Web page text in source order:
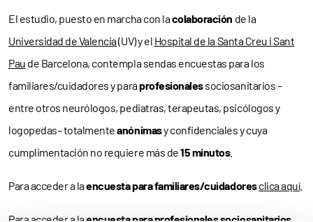
El estudio, puesto en marcha con lacolaboración de la
Universidad de Valencia(UV) y el Hospital de la Santa Creu i Sant
Pau de Barcelona, contempla sendas encuestas para los
familiares/cuidadores y paraprofesionalessociosanitarios –
entre otros neurólogos, pediatras, terapeutas, psicólogos y
logopedas– totalmenteanónimasy confidenciales y cuya
cumplimentación no requiere más de15 minutos.
Para acceder a laencuesta parafamiliares/cuidadoresclica aquí.
Para acceder a laencuesta para profesionales sociosanitarios